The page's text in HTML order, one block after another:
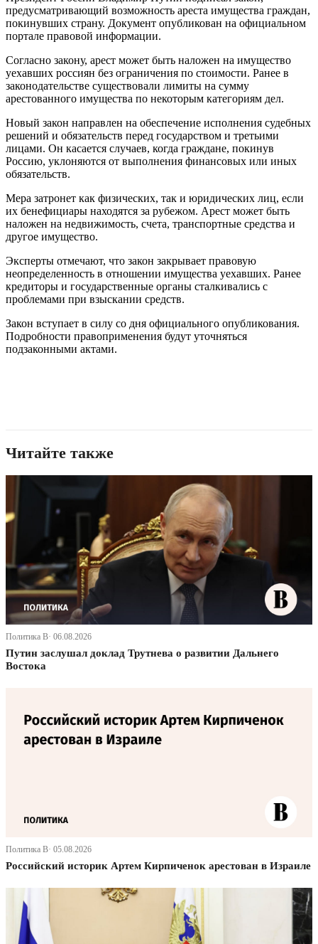
предусматривающий возможность ареста имущества граждан,
покинувших страну. Документ опубликован на официальном
портале правовой информации.
Согласно закону, арест может быть наложен на имущество
уехавших россиян без ограничения по стоимости. Ранее в
законодательстве существовали лимиты на сумму
арестованного имущества по некоторым категориям дел.
Новый закон направлен на обеспечение исполнения судебных
решений и обязательств перед государством и третьими
лицами. Он касается случаев, когда граждане, покинув
Россию, уклоняются от выполнения финансовых или иных
обязательств.
Мера затронет как физических, так и юридических лиц, если
их бенефициары находятся за рубежом. Арест может быть
наложен на недвижимость, счета, транспортные средства и
другое имущество.
Эксперты отмечают, что закон закрывает правовую
неопределенность в отношении имущества уехавших. Ранее
кредиторы и государственные органы сталкивались с
проблемами при взыскании средств.
Закон вступает в силу со дня официального опубликования.
Подробности правоприменения будут уточняться
подзаконными актами.
Читайте также
Политика В· 06.08.2026
Путин заслушал доклад Трутнева о развитии Дальнего
Востока
Политика В· 05.08.2026
Российский историк Артем Кирпиченок арестован в Израиле